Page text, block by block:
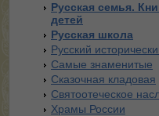
Русская семья.
детей
Русская школа
Русский
Самые знаменитые
Сказочная кладовая
Святоотеческое
Храмы России